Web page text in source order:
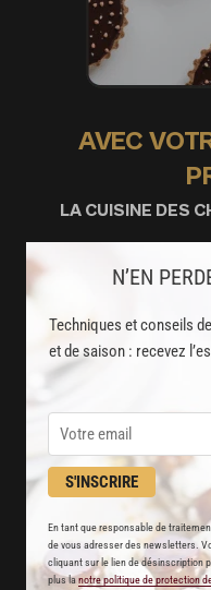
N’EN
Techniques et conseils
et de saison : recevez
S'INSCRIRE
En tant que responsable de
de vous adresser des newsletters.
cliquant sur le lien de désinscription
plus lanotre politique de protection
AVEC
LA CUISINE DES
8000
recettes
partagées par
2000vidéos de
Des nouveautés
disponibles
Stop pub
un service